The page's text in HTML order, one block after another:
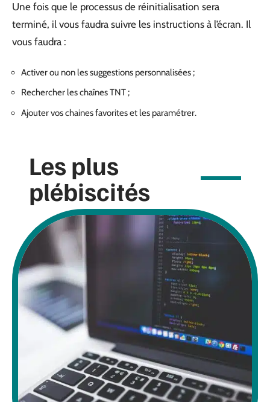
Une fois que le processus de réinitialisation sera
terminé, il vous faudra suivre les instructions à l’écran. Il
vous faudra :
Activer ou non les suggestions personnalisées ;
Rechercher les chaînes TNT ;
Ajouter vos chaines favorites et les paramétrer.
Les plus
plébiscités